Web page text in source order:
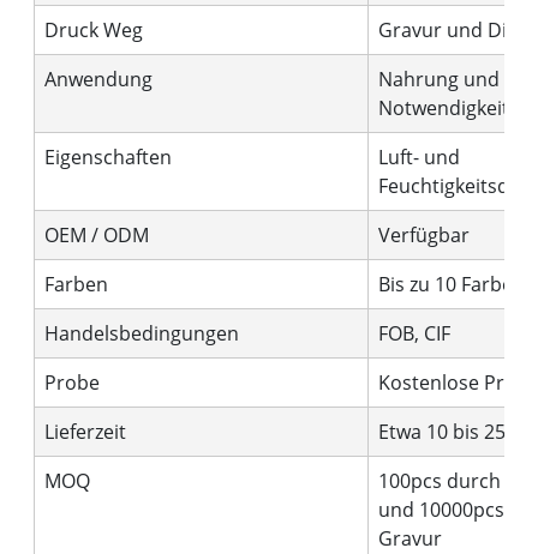
Druck Weg
Gravur und
Anwendung
Nahrung und
Notwendigkeiten
Eigenschaften
Luft- und
OEM / ODM
Verfügbar
Farben
Bis zu 10 Farben
Handelsbedingungen
FOB, CIF
Probe
Kostenlose Probe
Lieferzeit
Etwa 10 bis 25
MOQ
100pcs durch
und 10000pcs
Gravur